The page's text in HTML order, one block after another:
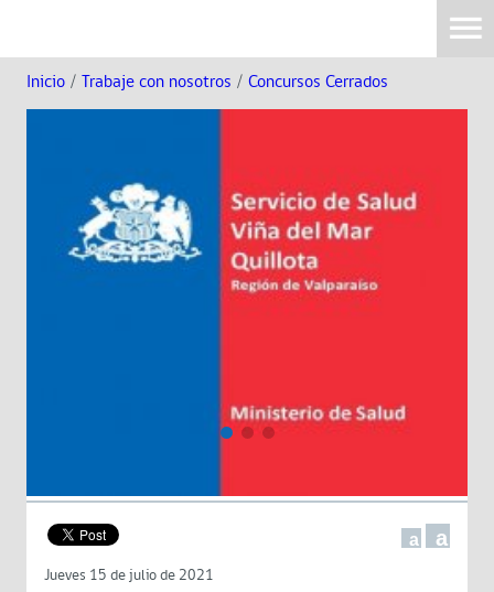
Inicio / Trabaje con nosotros / Concursos Cerrados
a a
Jueves 15 de julio de 2021